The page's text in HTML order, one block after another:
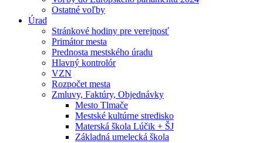
Ostatné voľby
Úrad
Stránkové hodiny pre verejnosť
Primátor mesta
Prednosta mestského úradu
Hlavný kontrolór
VZN
Rozpočet mesta
Zmluvy, Faktúry, Objednávky
Mesto Tlmače
Mestské kultúrne stredisko
Materská škola Lúčik + ŠJ
Základná umelecká škola